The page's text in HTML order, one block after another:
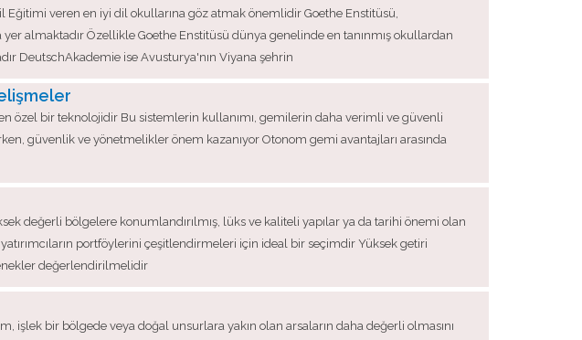
veren en iyi dil okullarına göz atmak önemlidir Goethe Enstitüsü,
almaktadır Özellikle Goethe Enstitüsü dünya genelinde en tanınmış okullardan
DeutschAkademie ise Avusturya'nın Viyana şehrin
özel bir teknolojidir Bu sistemlerin kullanımı, gemilerin daha verimli ve güvenli
güvenlik ve yönetmelikler önem kazanıyor Otonom gemi avantajları arasında
değerli bölgelere konumlandırılmış, lüks ve kaliteli yapılar ya da tarihi önemi olan
portföylerini çeşitlendirmeleri için ideal bir seçimdir Yüksek getiri
değerlendirilmelidir
işlek bir bölgede veya doğal unsurlara yakın olan arsaların daha değerli olmasını